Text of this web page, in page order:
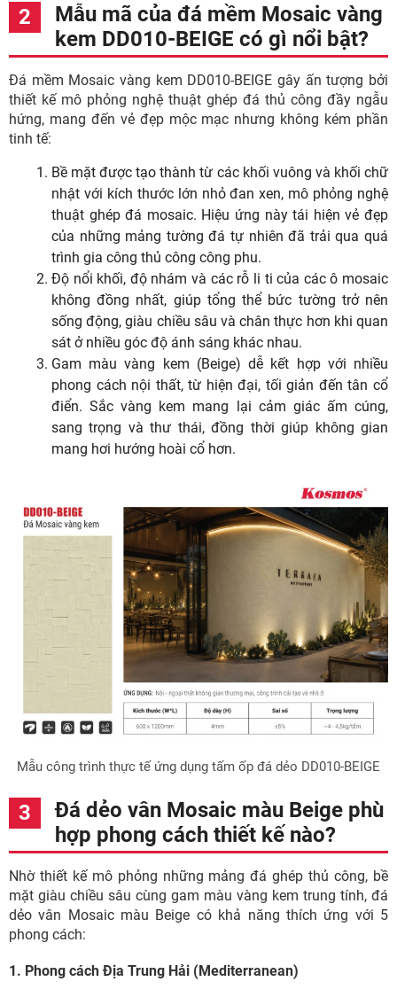
Mẫu mã của đá mềm Mosaic vàng
kem DD010-BEIGE có gì nổi bật?
Đá mềm Mosaic vàng kem DD010-BEIGE gây ấn tượng bởi
thiết kế mô phỏng nghệ thuật ghép đá thủ công đầy ngẫu
hứng, mang đến vẻ đẹp mộc mạc nhưng không kém phần
tinh tế:
Bề mặt được tạo thành từ các khối vuông và khối chữ
nhật với kích thước lớn nhỏ đan xen, mô phỏng nghệ
thuật ghép đá mosaic. Hiệu ứng này tái hiện vẻ đẹp
của những mảng tường đá tự nhiên đã trải qua quá
trình gia công thủ công công phu.
Độ nổi khối, độ nhám và các rỗ li ti của các ô mosaic
không đồng nhất, giúp tổng thể bức tường trở nên
sống động, giàu chiều sâu và chân thực hơn khi quan
sát ở nhiều góc độ ánh sáng khác nhau.
Gam màu vàng kem (Beige) dễ kết hợp với nhiều
phong cách nội thất, từ hiện đại, tối giản đến tân cổ
điển. Sắc vàng kem mang lại cảm giác ấm cúng,
sang trọng và thư thái, đồng thời giúp không gian
mang hơi hướng hoài cổ hơn.
Mẫu công trình thực tế ứng dụng tấm ốp đá dẻo DD010-BEIGE
Đá dẻo vân Mosaic màu Beige phù
hợp phong cách thiết kế nào?
Nhờ thiết kế mô phỏng những mảng đá ghép thủ công, bề
mặt giàu chiều sâu cùng gam màu vàng kem trung tính, đá
dẻo vân Mosaic màu Beige có khả năng thích ứng với 5
phong cách:
1. Phong cách Địa Trung Hải (Mediterranean)